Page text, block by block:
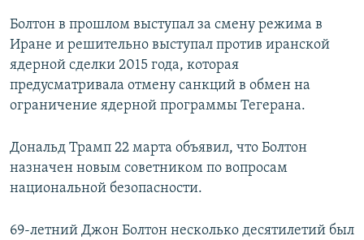
Болтон в прошлом выступал за смену режима в
Иране и решительно выступал против иранской
ядерной сделки 2015 года, которая
предусматривала отмену санкций в обмен на
ограничение ядерной программы Тегерана.
Дональд Трамп 22 марта объявил, что Болтон
назначен новым советником по вопросам
национальной безопасности.
69-летний Джон Болтон несколько десятилетий был